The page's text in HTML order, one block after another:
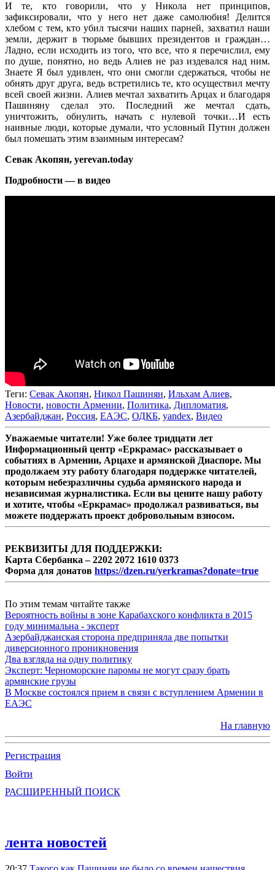
И те, кто говорили, что у Никола нет принципов,
зафиксировали, что у него нет даже самолюбия! Делится
хлебом с тем, кто убил тысячи наших парней, захватил наши
земли, держит в тюрьме бывших президентов и граждан…
Ладно, если исходить из того, что все, что я перечислил, ему
по душе, понятно, но ведь Алиев не раз издевался над ним.
Знаете Я был удивлен, что они смогли сдержаться, чтобы не
обнять друг друга, ведь встретились те, кто осуществил мечту
всей своей жизни. Алиев мечтал захватить Арцах и благодаря
Пашиняну сделал это. Последний же мечтал сдать,
уничтожить, обнулить, начать с нулевой точки…И есть
наивные люди, которые думали, что условный Путин должен
был помешать этим взаимным интересам?
Севак Акопян, yerevan.today
Подробности — в видео
Теги: Севак Акопян, Никол Пашинян, Ильхам Алиев,
Новости, новости Армении, Политика, Дипломатия,
Азербайджан, Россия, ЕАЭС, ОДКБ, yandex, Видео
Уважаемые читатели! Уже более тридцати лет
Информационный центр «Еркрамас» рассказывает о
событиях в Армении, Арцахе и армянской Диаспоре. Мы
продолжаем эту работу благодаря поддержке читателей,
которым небезразличны судьба армянского народа и
независимая журналистика. Если вы цените нашу работу
и хотите, чтобы «Еркрамас» продолжал развиваться, вы
можете поддержать проект добровольным взносом.
РЕКВИЗИТЫ ДЛЯ ПОДДЕРЖКИ:
Карта Сбербанка – 2202 2072 1610 0373
Форма для донатов https://dzen.ru/yerkramas?donate=true
По этим темам читайте также
Вероятность войны в зоне Карабахского конфликта в 2015
году минимальна - эксперт
Азербайджанская сторона предприняла две попытки
диверсионного проникновения
Два взгляда на одну политику
Эксперт: Черноморские паромы не могут сразу брать
армянские грузы
В Москве состоялся прием в связи с вступлением Армении в
ЕАЭС
На главную
Регистрация
Войти
РАСШИРЕННЫЙ ПОИСК
лента новостей